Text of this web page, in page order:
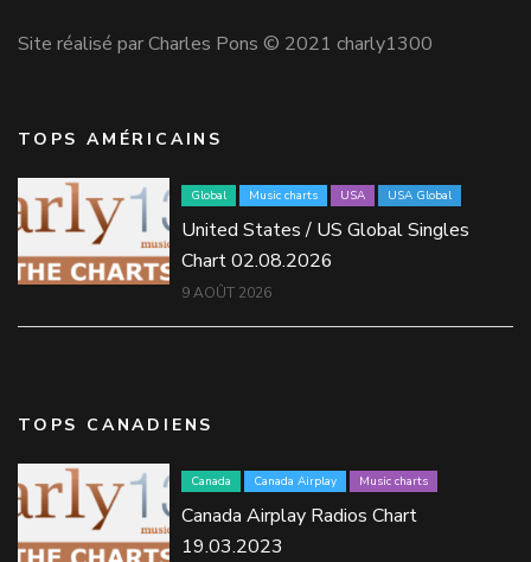
Site réalisé par Charles Pons © 2021 charly1300
TOPS AMÉRICAINS
Global Music charts USA USA Global
United States / US Global Singles
Chart 02.08.2026
9 AOÛT 2026
TOPS CANADIENS
Canada Canada Airplay Music charts
Canada Airplay Radios Chart
19.03.2023